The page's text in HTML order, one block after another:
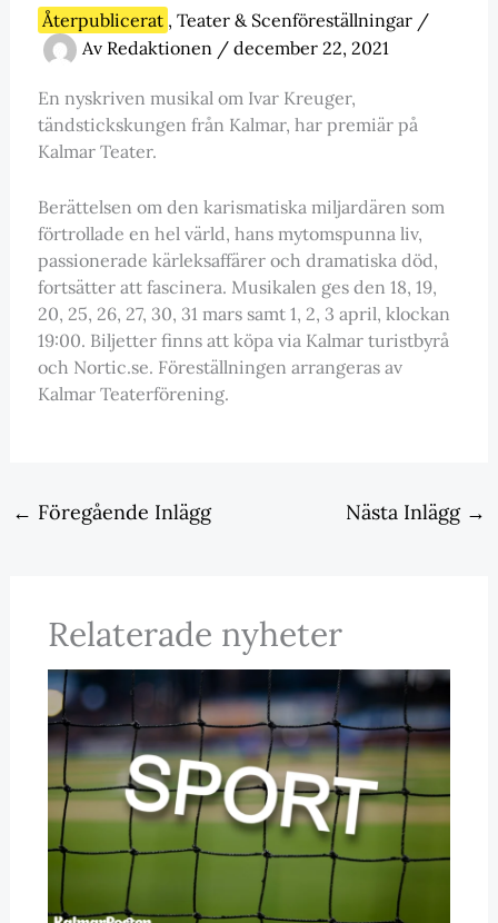
Återpublicerat , Teater & Scenföreställningar/
Av Redaktionen / december 22, 2021
En nyskriven musikal om Ivar Kreuger,
tändstickskungen från Kalmar, har premiär på
Kalmar Teater.
Berättelsen om den karismatiska miljardären som
förtrollade en hel värld, hans mytomspunna liv,
passionerade kärleksaffärer och dramatiska död,
fortsätter att fascinera. Musikalen ges den 18, 19,
20, 25, 26, 27, 30, 31 mars samt 1, 2, 3 april, klockan
19:00. Biljetter finns att köpa via Kalmar turistbyrå
och Nortic.se. Föreställningen arrangeras av
Kalmar Teaterförening.
← Föregående Inlägg Nästa Inlägg →
Relaterade nyheter